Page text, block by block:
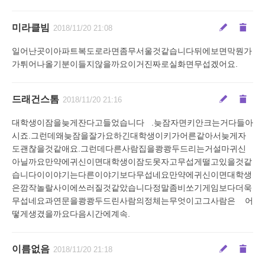
미라클빔 2018/11/20 21:08
일어난곳이아파트복도로라면좀무서울것같습니다뒤에보면막뭔가
가튀어나올기분이들지않을까요이거진짜로실화면무섭겠어요.
드래건스톰 2018/11/20 21:16
대학생이잠을늦게잔다고들었습니다 .늦잠자면키안크는거다들아
시죠.그런데왜늦잠을잘가요하긴대학생이키가어른같아서늦게자
도괜찮을것같애요.그런데다른사람집을쾅쾅두드리는거설마귀신
아닐까요만약에귀신이면대학생이잠도못자고무섭게떨고있을것같
습니다이이야기는다른이야기보다무섭네요만약에귀신이면대학생
은깜작놀랄사이에쓰러질것같았습니다정말좀비쏘기게임보다더욱
무섭네요과연문을쾅쾅두드린사람의정체는무엇이고그사람은 어
떻게생겼을까요다음시간에계속.
이름없음 2018/11/20 21:18